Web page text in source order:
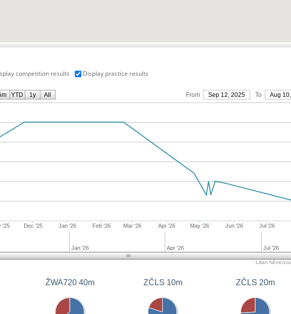
competition results
Display practice results
From Sep 12, 2025 To Aug
'25 Dec '25 Jan '26 Feb '26 Mar '26 Apr '26 May '26 Jun '26 Jul '26
Jan '26 Apr '26 Jul '26
YTD 1y All
Lilian
ŽWA720 40m ZČLS 10m ZČLS 20m